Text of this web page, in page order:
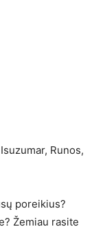
Runos,
poreikius?
Žemiau rasite